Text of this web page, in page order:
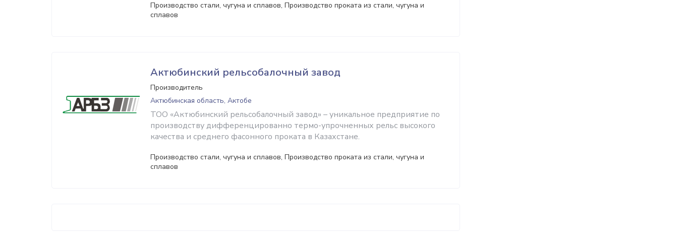
Производство стали, чугуна и сплавов, Производство проката из стали, чугуна и
сплавов
Актюбинский рельсобалочный завод
Производитель
Актюбинская область, Актобе
ТОО «Актюбинский рельсобалочный завод» – уникальное предприятие по
производству дифференцированно термо-упрочненных рельс высокого
качества и среднего фасонного проката в Казахстане.
Производство стали, чугуна и сплавов, Производство проката из стали, чугуна и
сплавов